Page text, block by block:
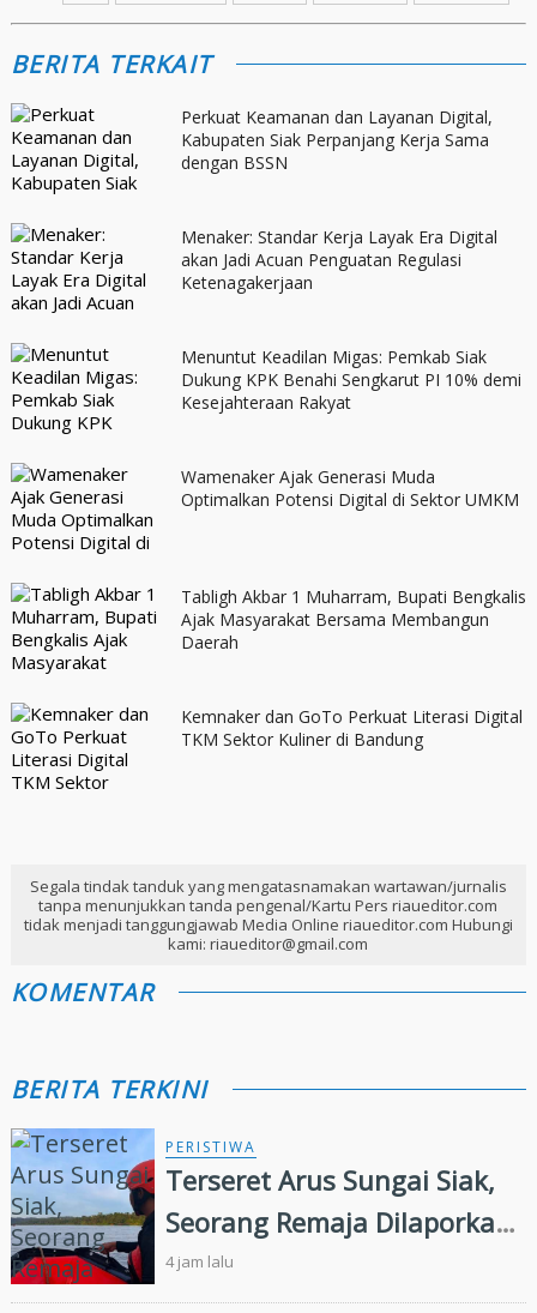
BERITA TERKAIT
Perkuat Keamanan dan Layanan Digital,
Kabupaten Siak Perpanjang Kerja Sama
dengan BSSN
Menaker: Standar Kerja Layak Era Digital
akan Jadi Acuan Penguatan Regulasi
Ketenagakerjaan
Menuntut Keadilan Migas: Pemkab Siak
Dukung KPK Benahi Sengkarut PI 10% demi
Kesejahteraan Rakyat
Wamenaker Ajak Generasi Muda
Optimalkan Potensi Digital di Sektor UMKM
Tabligh Akbar 1 Muharram, Bupati Bengkalis
Ajak Masyarakat Bersama Membangun
Daerah
Kemnaker dan GoTo Perkuat Literasi Digital
TKM Sektor Kuliner di Bandung
Segala tindak tanduk yang mengatasnamakan wartawan/jurnalis
tanpa menunjukkan tanda pengenal/Kartu Pers riaueditor.com
tidak menjadi tanggungjawab Media Online riaueditor.com Hubungi
kami: riaueditor@gmail.com
KOMENTAR
BERITA TERKINI
PERISTIWA
Terseret Arus Sungai Siak,
Seorang Remaja Dilaporkan
Hilang Tenggelam
4 jam lalu